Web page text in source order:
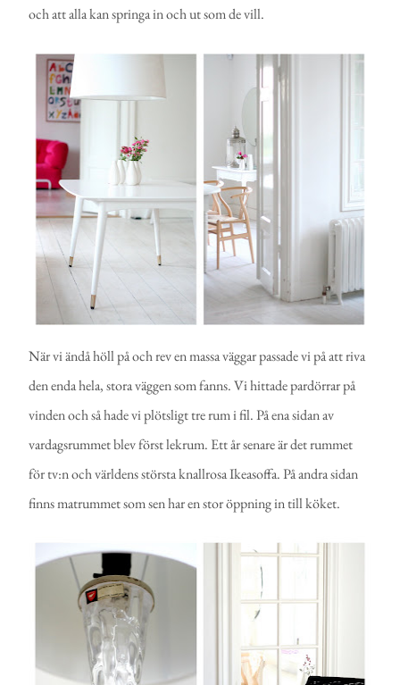
och att alla kan springa in och ut som de vill.
När vi ändå höll på och rev en massa väggar passade vi på att riva
den enda hela, stora väggen som fanns. Vi hittade pardörrar på
vinden och så hade vi plötsligt tre rum i fil. På ena sidan av
vardagsrummet blev först lekrum. Ett år senare är det rummet
för tv:n och världens största knallrosa Ikeasoffa. På andra sidan
finns matrummet som sen har en stor öppning in till köket.